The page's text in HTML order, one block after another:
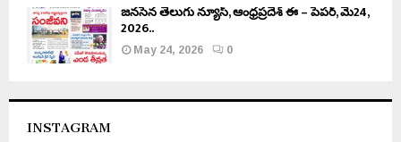
జనసేన తెలుగు న్యూస్, ఆంధ్రప్రదేశ్ ఈ – పేపర్, మే24,
2026..
May 24, 2026
0
INSTAGRAM